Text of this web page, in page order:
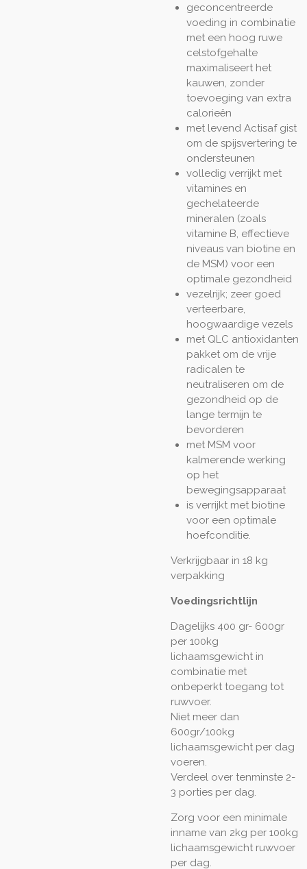
geconcentreerde
voeding in combinatie
met een hoog ruwe
celstofgehalte
maximaliseert het
kauwen, zonder
toevoeging van extra
calorieën
met levend Actisaf gist
om de spijsvertering te
ondersteunen
volledig verrijkt met
vitamines en
gechelateerde
mineralen (zoals
vitamine B, effectieve
niveaus van biotine en
de MSM) voor een
optimale gezondheid
vezelrijk; zeer goed
verteerbare,
hoogwaardige vezels
met QLC antioxidanten
pakket om de vrije
radicalen te
neutraliseren om de
gezondheid op de
lange termijn te
bevorderen
met MSM voor
kalmerende werking
op het
bewegingsapparaat
is verrijkt met biotine
voor een optimale
hoefconditie.
Verkrijgbaar in 18 kg
verpakking
Voedingsrichtlijn
Dagelijks 400 gr- 600gr
per 100kg
lichaamsgewicht in
combinatie met
onbeperkt toegang tot
ruwvoer.
Niet meer dan
600gr/100kg
lichaamsgewicht per dag
voeren.
Verdeel over tenminste 2-
3 porties per dag.
Zorg voor een minimale
inname van 2kg per 100kg
lichaamsgewicht ruwvoer
per dag.